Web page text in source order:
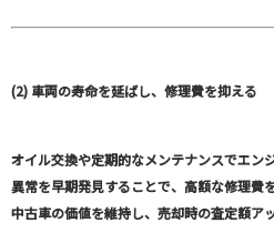
(2) 車両の寿命を延ばし、修理費を抑える
オイル交換や定期的なメンテナンスでエン
異常を早期発見することで、高額な修理費
中古車の価値を維持し、売却時の査定額ア